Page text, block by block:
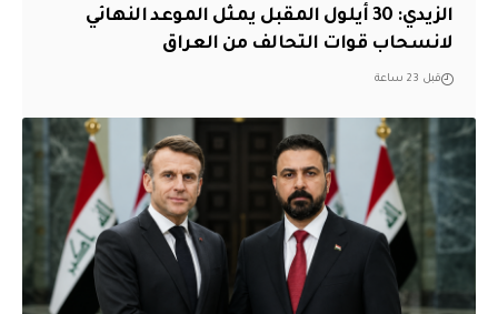
الزيدي: 30 أيلول المقبل يمثل الموعد النهائي
لانسحاب قوات التحالف من العراق
قبل 23 ساعة